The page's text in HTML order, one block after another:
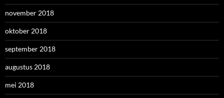
november 2018
oktober 2018
september 2018
augustus 2018
mei 2018